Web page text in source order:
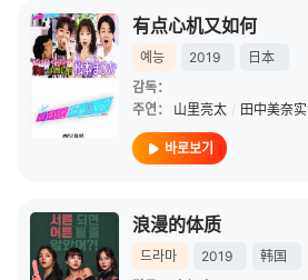
有点心机又如何
예능 2019
日本
감독：
주연：
山里亮太 / 田中美奈实
바로보기
浪漫的体质
드라마 2019
韩国